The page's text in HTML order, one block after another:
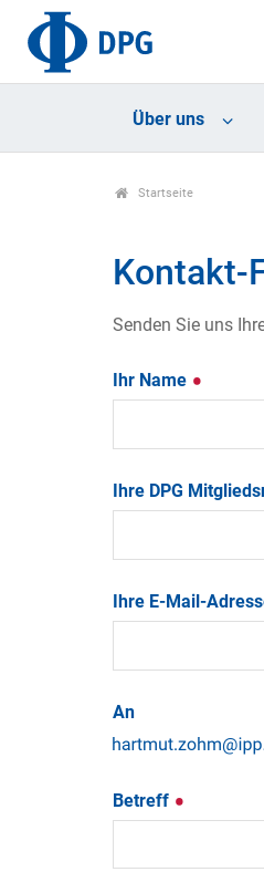
Über uns
Startseite
Kontakt-
Senden Sie uns
Ihr Name
Ihre DPG
Ihre E-Mail-
An
Betreff